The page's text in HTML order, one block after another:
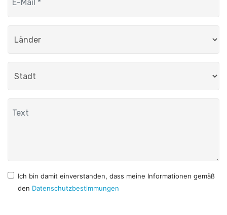
Ich bin damit einverstanden, dass meine Informationen gemäß
den Datenschutzbestimmungen